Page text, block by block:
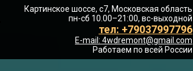
Картинское шоссе, с7, Московская область
пн-сб 10.00–21:00, вс-выходной
тел: +79037997796
E-mail: 4wdremont@gmail.com
Работаем по всей России